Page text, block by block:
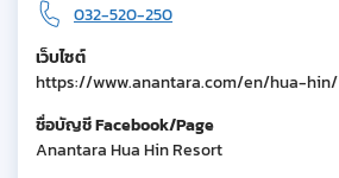
032-520-250
เว็บไซต์
https://www.anantara.com/en/hua-hin/
ชื่อบัญชี Facebook/Page
Anantara Hua Hin Resort